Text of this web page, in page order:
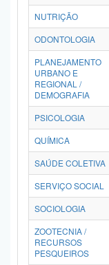
NUTRIÇÃO
ODONTOLOGIA
PLANEJAMENTO
URBANO E
REGIONAL /
DEMOGRAFIA
PSICOLOGIA
QUÍMICA
SAÚDE COLETIVA
SERVIÇO SOCIAL
SOCIOLOGIA
ZOOTECNIA /
RECURSOS
PESQUEIROS